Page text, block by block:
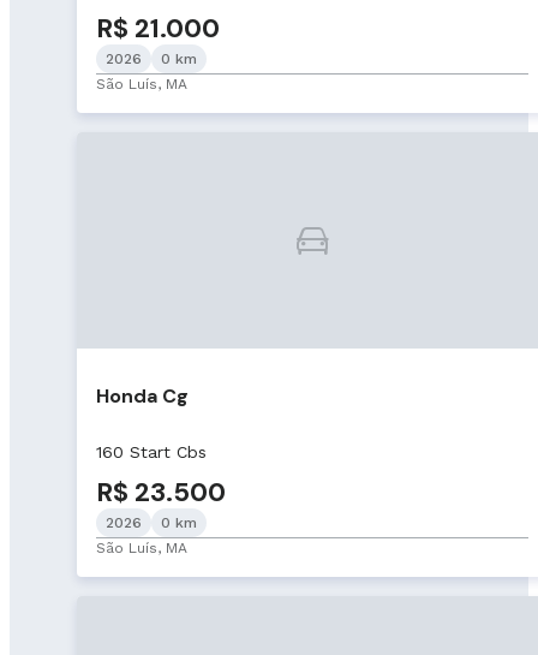
R$ 21.000
2026
0 km
São Luís, MA
Honda Cg
160 Start Cbs
R$ 23.500
2026
0 km
São Luís, MA